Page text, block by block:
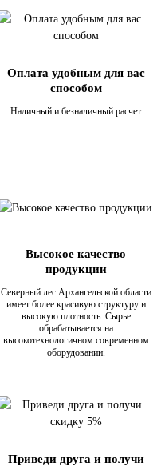
Оплата удобным для вас
способом
Наличный и безналичный расчет
Высокое качество
продукции
Северный лес Архангельской области
имеет более красивую структуру и
высокую плотность. Сырье
обрабатывается на
высокотехнологичном современном
оборудовании.
Приведи друга и получи